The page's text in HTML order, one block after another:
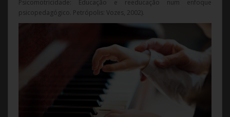
Psicomotricidade: Educação e reeducação num enfoque
psicopedagógico. Petrópolis: Vozes, 2002).